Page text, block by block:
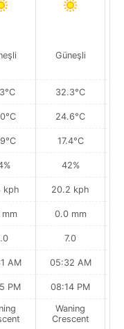
kph
AM
PM
Güneşli
32.3°C
24.6°C
17.4°C
42%
20.2 kph
0.0 mm
7.0
05:32 AM
08:14 PM
Waning
Crescent